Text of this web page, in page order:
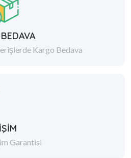
Kargo Bedava
Garantisi